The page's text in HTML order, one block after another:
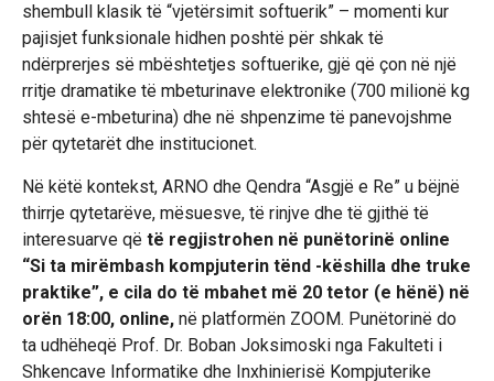
shembull klasik të “vjetërsimit softuerik” – momenti kur
pajisjet funksionale hidhen poshtë për shkak të
ndërprerjes së mbështetjes softuerike, gjë që çon në një
rritje dramatike të mbeturinave elektronike (700 milionë kg
shtesë e-mbeturina) dhe në shpenzime të panevojshme
për qytetarët dhe institucionet.
Në këtë kontekst, ARNO dhe Qendra “Asgjë e Re” u bëjnë
thirrje qytetarëve, mësuesve, të rinjve dhe të gjithë të
interesuarve që të regjistrohen në punëtorinë online
“Si ta mirëmbash kompjuterin tënd -këshilla dhe truke
praktike”, e cila do të mbahet më 20 tetor (e hënë) në
orën 18:00, online, në platformën ZOOM. Punëtorinë do
ta udhëheqë Prof. Dr. Boban Joksimoski nga Fakulteti i
Shkencave Informatike dhe Inxhinierisë Kompjuterike